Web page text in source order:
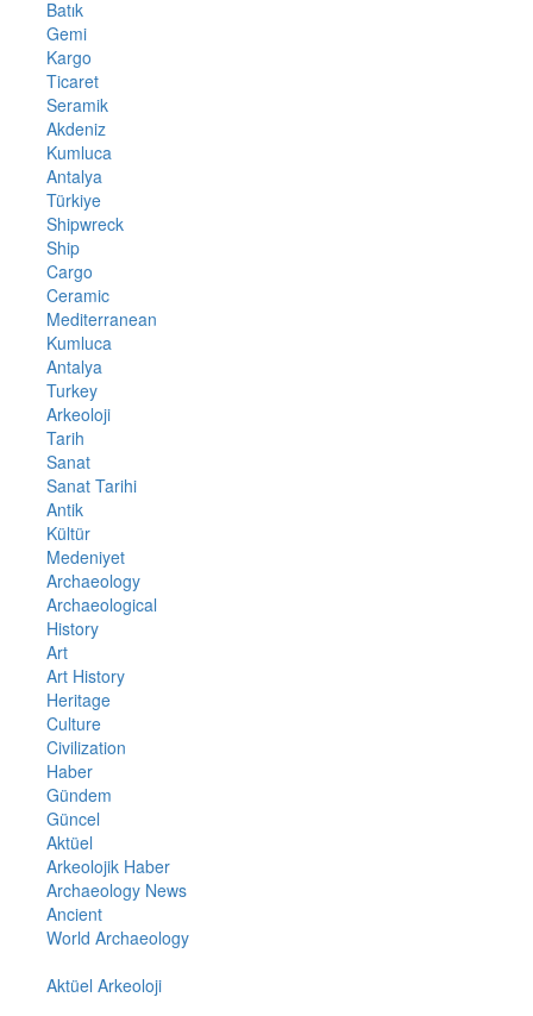
Batık
Gemi
Kargo
Ticaret
Seramik
Akdeniz
Kumluca
Antalya
Türkiye
Shipwreck
Ship
Cargo
Ceramic
Mediterranean
Kumluca
Antalya
Turkey
Arkeoloji
Tarih
Sanat
Sanat Tarihi
Antik
Kültür
Medeniyet
Archaeology
Archaeological
History
Art
Art History
Heritage
Culture
Civilization
Haber
Gündem
Güncel
Aktüel
Arkeolojik Haber
Archaeology News
Ancient
World Archaeology
Aktüel Arkeoloji